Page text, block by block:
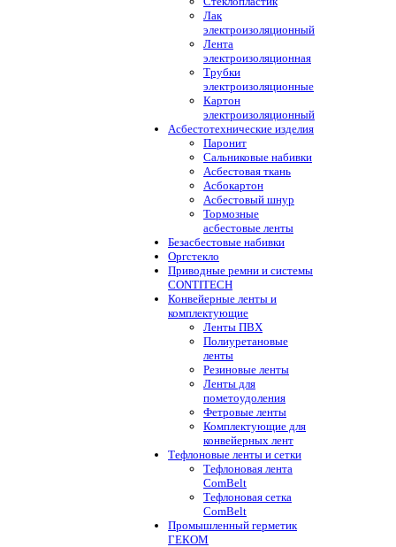
Лак
электроизоляционный
Лента
электроизоляционная
Трубки
электроизоляционные
Картон
электроизоляционный
Асбестотехнические изделия
Паронит
Сальниковые набивки
Асбестовая ткань
Асбокартон
Асбестовый шнур
Тормозные
асбестовые ленты
Безасбестовые набивки
Оргстекло
Приводные ремни и системы
CONTITECH
Конвейерные ленты и
комплектующие
Ленты ПВХ
Полиуретановые
ленты
Резиновые ленты
Ленты для
пометоудоления
Фетровые ленты
Комплектующие для
конвейерных лент
Тефлоновые ленты и сетки
Тефлоновая лента
ComBelt
Тефлоновая сетка
ComBelt
Промышленный герметик
ГЕКОМ